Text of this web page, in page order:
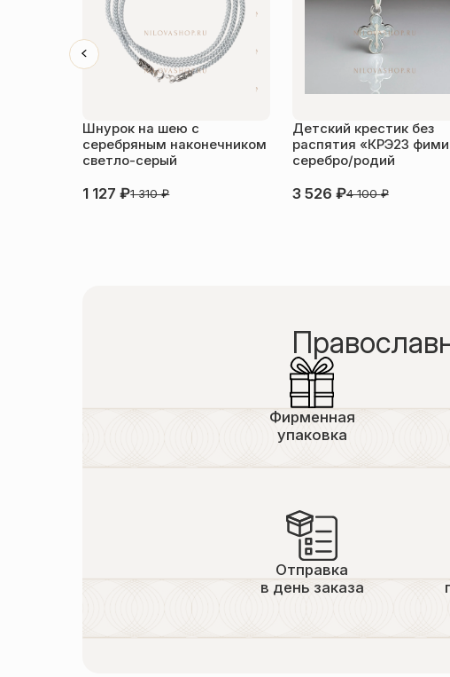
Шнурок на шею с
серебряным наконечником
светло-серый
1 127₽1 310₽
Детский крестик без
распятия «КРЭ23
серебро/родий
3 526 ₽4 100₽
Фирменная
упаковка
Отправка
в день заказа